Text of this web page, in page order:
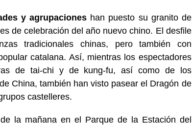
y agrupaciones han puesto su granito de
de celebración del año nuevo chino. El desfile
tradicionales chinas, pero también con
catalana. Así, mientras los espectadores
de tai-chi y de kung-fu, así como de los
China, también han visto pasear el Dragón de
castelleres.
la mañana en el Parque de la Estación del